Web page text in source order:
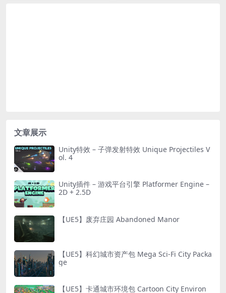
文章展示
Unity特效 – 子弹发射特效 Unique Projectiles V
ol. 4
Unity插件 – 游戏平台引擎 Platformer Engine –
2D + 2.5D
【UE5】废弃庄园 Abandoned Manor
【UE5】科幻城市资产包 Mega Sci-Fi City Packa
ge
【UE5】卡通城市环境包 Cartoon City Environ